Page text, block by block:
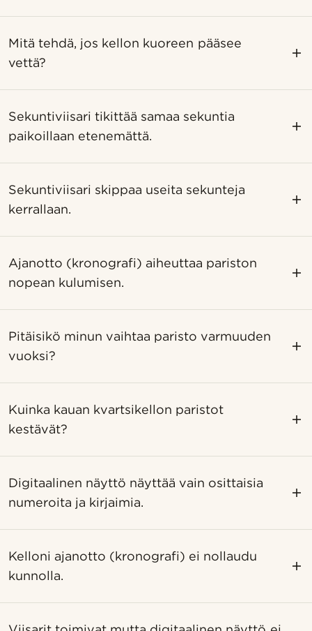
Mitä tehdä, jos kellon kuoreen pääsee
vettä?
Sekuntiviisari tikittää samaa sekuntia
paikoillaan etenemättä.
Sekuntiviisari skippaa useita sekunteja
kerrallaan.
Ajanotto (kronografi) aiheuttaa pariston
nopean kulumisen.
Pitäisikö minun vaihtaa paristo varmuuden
vuoksi?
Kuinka kauan kvartsikellon paristot
kestävät?
Digitaalinen näyttö näyttää vain osittaisia ​​
numeroita ja kirjaimia.
Kelloni ajanotto (kronografi) ei nollaudu
kunnolla.